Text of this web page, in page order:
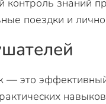
контроль знаний
поездки и
— это